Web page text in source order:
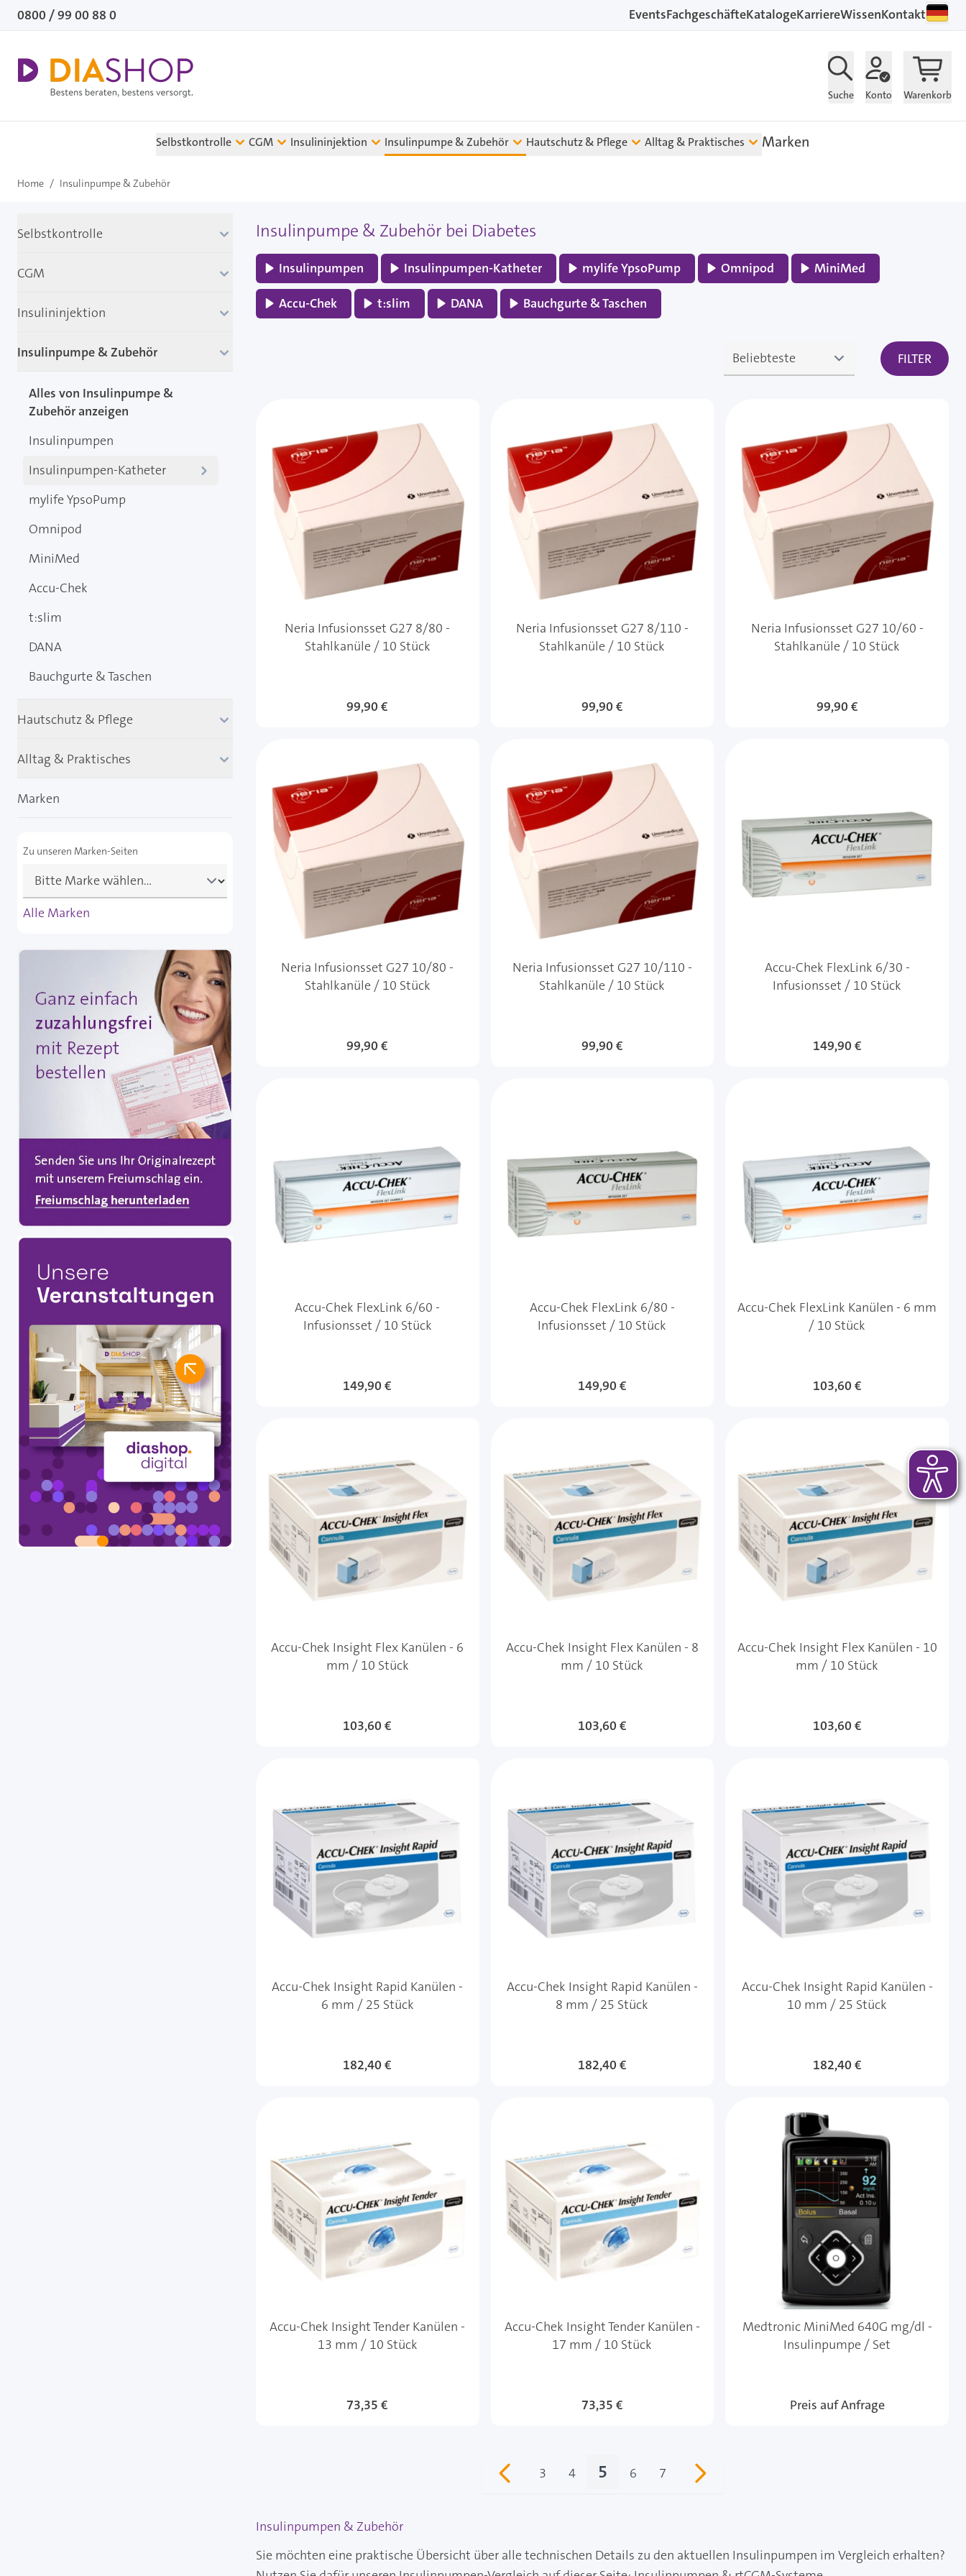
Direkt zum Inhalt
0800 / 99 00 88 0 EventsFachgeschäfteKatalogeKarriereWissenKontakt
Suche Konto Warenkorb
Selbstkontrolle CGM Insulininjektion Insulinpumpe & Zubehör Hautschutz & Pflege Alltag & Praktisches Marken
Home / Insulinpumpe & Zubehör
Insulinpumpe & Zubehör bei Diabetes
Insulinpumpen Insulinpumpen-Katheter mylife YpsoPump Omnipod MiniMed
Accu-Chek t:slim DANA Bauchgurte & Taschen
FILTER
Neria Infusionsset G27 8/80 -
Stahlkanüle / 10 Stück
99,90 €
Neria Infusionsset G27 8/110 -
Stahlkanüle / 10 Stück
99,90 €
Neria Infusionsset G27 10/60 -
Stahlkanüle / 10 Stück
99,90 €
Neria Infusionsset G27 10/80 -
Stahlkanüle / 10 Stück
99,90 €
Neria Infusionsset G27 10/110 -
Stahlkanüle / 10 Stück
99,90 €
Accu-Chek FlexLink 6/30 -
Infusionsset / 10 Stück
149,90 €
Accu-Chek FlexLink 6/60 -
Infusionsset / 10 Stück
149,90 €
Accu-Chek FlexLink 6/80 -
Infusionsset / 10 Stück
149,90 €
Accu-Chek FlexLink Kanülen - 6 mm
/ 10 Stück
103,60 €
Accu-Chek Insight Flex Kanülen - 6
mm / 10 Stück
103,60 €
Accu-Chek Insight Flex Kanülen - 8
mm / 10 Stück
103,60 €
Accu-Chek Insight Flex Kanülen - 10
mm / 10 Stück
103,60 €
Accu-Chek Insight Rapid Kanülen -
6 mm / 25 Stück
182,40 €
Accu-Chek Insight Rapid Kanülen -
8 mm / 25 Stück
182,40 €
Accu-Chek Insight Rapid Kanülen -
10 mm / 25 Stück
182,40 €
Accu-Chek Insight Tender Kanülen -
13 mm / 10 Stück
73,35 €
Accu-Chek Insight Tender Kanülen -
17 mm / 10 Stück
73,35 €
Medtronic MiniMed 640G mg/dl -
Insulinpumpe / Set
Preis auf Anfrage
Seite
3 Seite
4 Sie lesen gerade Seite
5 Seite
6 Seite
7
Insulinpumpen & Zubehör
Sie möchten eine praktische Übersicht über alle technischen Details zu den aktuellen Insulinpumpen im Vergleich erhalten?
Selbstkontrolle
CGM
Insulininjektion
Insulinpumpe & Zubehör
Alles von Insulinpumpe &
Zubehör anzeigen
Insulinpumpen
Insulinpumpen-Katheter
mylife YpsoPump
Omnipod
MiniMed
Accu-Chek
t:slim
DANA
Bauchgurte & Taschen
Hautschutz & Pflege
Alltag & Praktisches
Marken
Zu unseren Marken-Seiten
Alle Marken